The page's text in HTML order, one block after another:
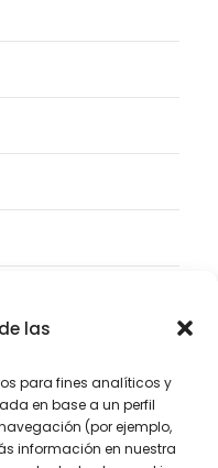
las
para fines analíticos y
en base a un perfil
(por ejemplo,
información en nuestra